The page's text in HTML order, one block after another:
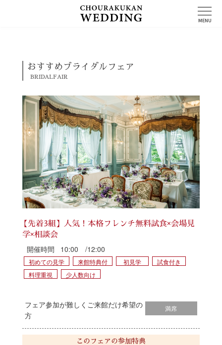
MENU
おすすめブライダルフェア
BRIDALFAIR
【先着3組】人気！本格フレンチ無料試食×会場見
学×相談会
開催時間 10:00 /12:00
初めての見学 来館特典付 初見学
試食付き
料理重視
少人数向け
フェア参加が難しくご来館だけ希望の
方
満席
このフェアの参加特典